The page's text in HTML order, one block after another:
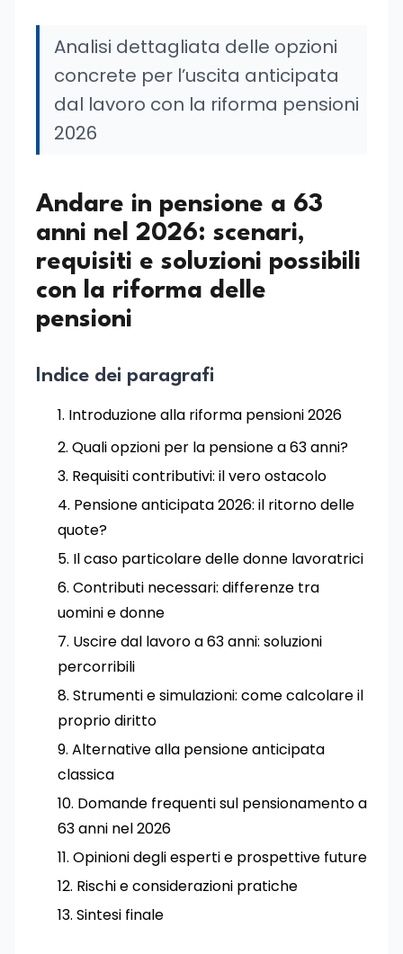
Analisi dettagliata delle opzioni
concrete per l’uscita anticipata
dal lavoro con la riforma pensioni
2026
Andare in pensione a 63
anni nel 2026: scenari,
requisiti e soluzioni possibili
con la riforma delle
pensioni
Indice dei paragrafi
Introduzione alla riforma pensioni 2026
Quali opzioni per la pensione a 63 anni?
Requisiti contributivi: il vero ostacolo
Pensione anticipata 2026: il ritorno delle
quote?
Il caso particolare delle donne lavoratrici
Contributi necessari: differenze tra
uomini e donne
Uscire dal lavoro a 63 anni: soluzioni
percorribili
Strumenti e simulazioni: come calcolare il
proprio diritto
Alternative alla pensione anticipata
classica
Domande frequenti sul pensionamento a
63 anni nel 2026
Opinioni degli esperti e prospettive future
Rischi e considerazioni pratiche
Sintesi finale